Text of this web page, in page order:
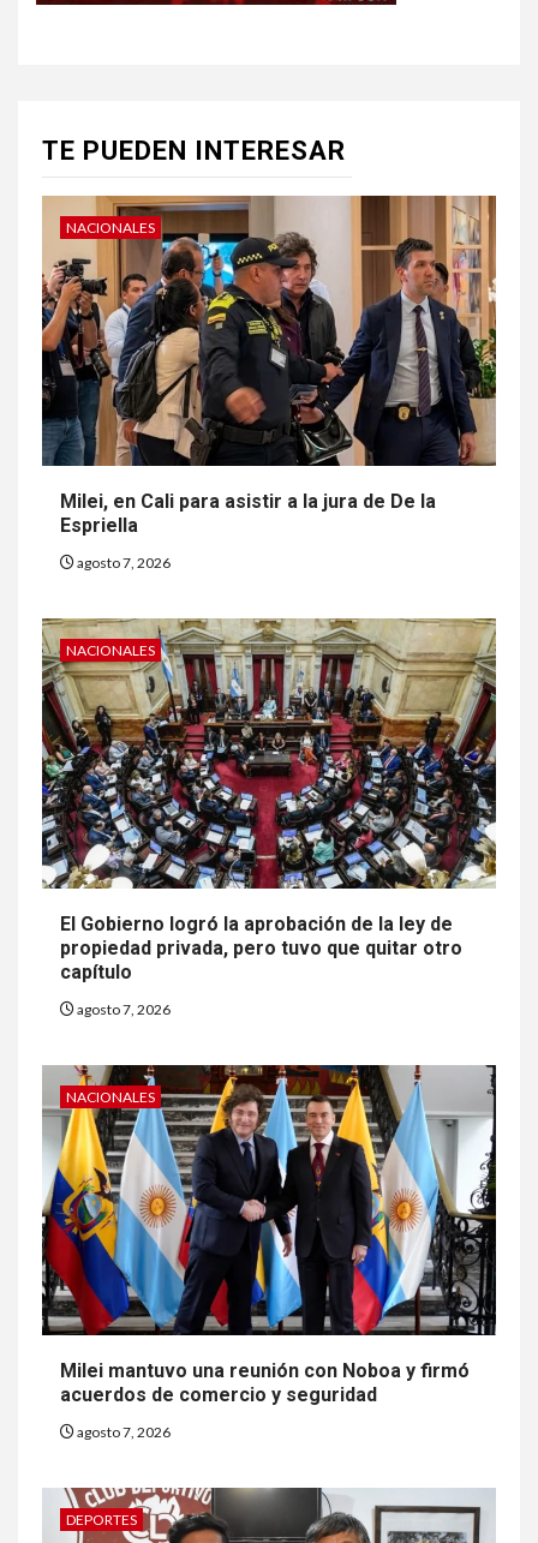
TE PUEDEN INTERESAR
NACIONALES
Milei, en Cali para asistir a la jura de De la
Espriella
agosto 7, 2026
NACIONALES
El Gobierno logró la aprobación de la ley de
propiedad privada, pero tuvo que quitar otro
capítulo
agosto 7, 2026
NACIONALES
Milei mantuvo una reunión con Noboa y firmó
acuerdos de comercio y seguridad
agosto 7, 2026
DEPORTES